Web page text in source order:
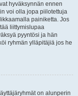
hyväksynnän ennen
voi olla jopa piilotettuja
painiketta. Jos
liittymislupaa
pyyntösi ja hän
ryhmän ylläpitäjiä jos he
on alunperin